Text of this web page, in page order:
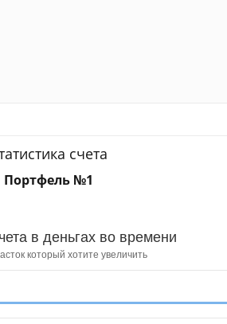
счета
Портфель №1
в деньгах во времени
который хотите увеличить